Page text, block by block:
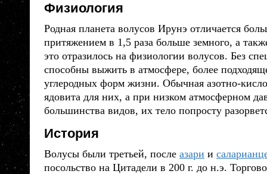
Физиология
Родная планета волусов Ирунэ отличается
притяжением в 1,5 раза больше земного, а
это отразилось на физиологии волусов. Без
способны выжить в атмосфере, более
углеродных форм жизни. Обычная азотно-
ядовита для них, а при низком атмосферном
большинства видов, их тело попросту
История
Волусы были третьей, после азари и
посольство на Цитадели в 200 г. до н.э.